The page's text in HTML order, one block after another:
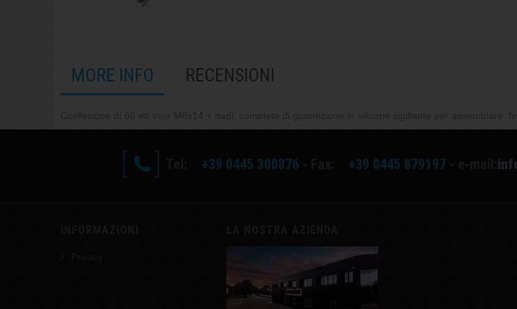
MORE INFO RECENSIONI
+39 0445 300876 +39 0445 879197